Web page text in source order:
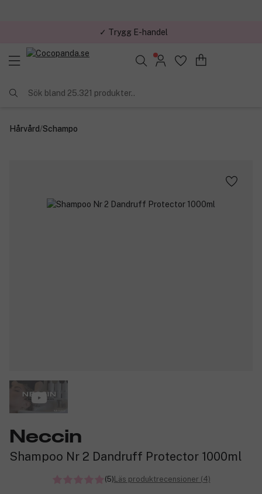
✓ Trygg E-handel
Sök bland 25.321 produkter..
Hårvård/Schampo
Neccin
Shampoo Nr 2 Dandruff Protector 1000ml
(5) Läs produktrecensioner (4)